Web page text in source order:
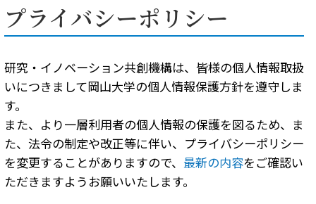
プライバシーポリシー
研究・イノベーション共創機構は、皆様の個人情報取扱
いにつきまして岡山大学の個人情報保護方針を遵守しま
す。
また、より一層利用者の個人情報の保護を図るため、ま
た、法令の制定や改正等に伴い、プライバシーポリシー
を変更することがありますので、 最新の内容をご確認い
ただきますようお願いいたします。